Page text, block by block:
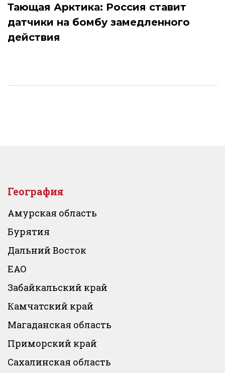
Тающая Арктика: Россия ставит
датчики на бомбу замедленного
действия
География
Амурская область
Бурятия
Дальний Восток
ЕАО
Забайкальский край
Камчатский край
Магаданская область
Приморский край
Сахалинская область